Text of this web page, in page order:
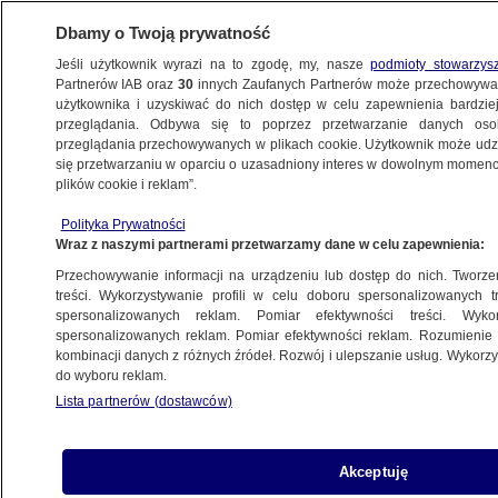
BIZNES
Z KRAJU
przerwa
31.08.2018, 12:56
Udostępnij
Dbamy o Twoją prywatność
Jeśli użytkownik wyrazi na to zgodę, my, naszepodmioty
Partnerów IAB oraz30 innych Zaufanych Partnerów może
użytkownika i uzyskiwać do nich dostęp w celu zapewnienia
przeglądania. Odbywa się to poprzez przetwarzanie danych
przeglądania przechowywanych w plikach cookie. Użytkownik może
się przetwarzaniu w oparciu o uzasadniony interes w dowolnym
plików cookie i reklam”.
Polityka Prywatności
Wraz z naszymi partnerami przetwarzamy dane w celu zapewnienia:
Przechowywanie informacji na urządzeniu lub dostęp do nich.
treści. Wykorzystywanie profili w celu doboru spersonalizowanych
spersonalizowanych reklam. Pomiar efektywności treści.
spersonalizowanych reklam. Pomiar efektywności reklam.
kombinacji danych z różnych źródeł. Rozwój i ulepszanie usług.
do wyboru reklam.
Lista partnerów (dostawców)
Akceptuję